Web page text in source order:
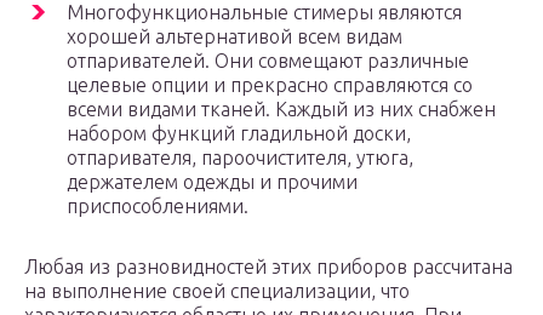
Многофункциональные стимеры являются
хорошей альтернативой всем видам
отпаривателей. Они совмещают различные
целевые опции и прекрасно справляются со
всеми видами тканей. Каждый из них снабжен
набором функций гладильной доски,
отпаривателя, пароочистителя, утюга,
держателем одежды и прочими
приспособлениями.
Любая из разновидностей этих приборов рассчитана
на выполнение своей специализации, что